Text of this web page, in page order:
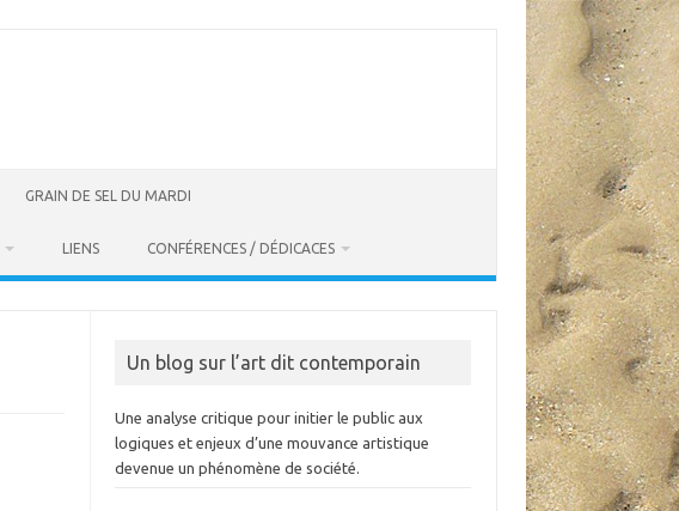
GRAIN DE SEL DU MARDI
LIENS CONFÉRENCES / DÉDICACES
Un blog sur l’art dit contemporain
Une analyse critique pour initier le public aux
logiques et enjeux d’une mouvance artistique
devenue un phénomène de société.